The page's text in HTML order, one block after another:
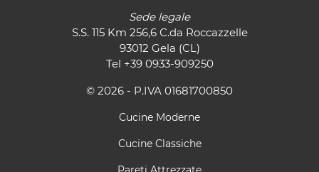
Sede legale
S.S. 115 Km 256,6 C.da Roccazzelle
93012 Gela (CL)
Tel +39 0933-909250
© 2026 - P.IVA 01681700850
Cucine Moderne
Cucine Classiche